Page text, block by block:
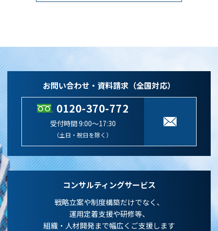
お問い合わせ・資料請求（全国対応）
0120-370-772
受付時間 9:00～17:30
（土日・祝日を除く）
コンサルティングサービス
戦略立案や制度構築だけでなく、
運用定着支援や研修等、
組織・人材開発まで幅広くご支援します